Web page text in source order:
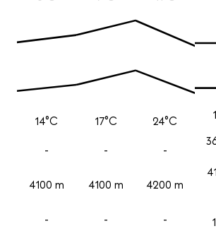
14°C
-
4100 m
-
17°C
-
4100 m
-
24°C
-
4200 m
-